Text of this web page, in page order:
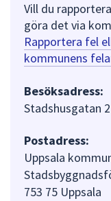
Vill du
göra det via
Rapportera fel
kommunens
Besöksadress:
Stadshusgatan 2
Postadress:
Uppsala
753 75 Uppsala